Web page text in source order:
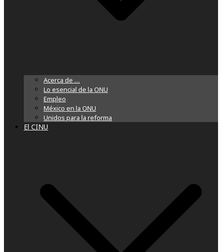
Acerca de …
Lo esencial de la ONU
Empleo
México en la ONU
Unidos para la reforma
El CINU